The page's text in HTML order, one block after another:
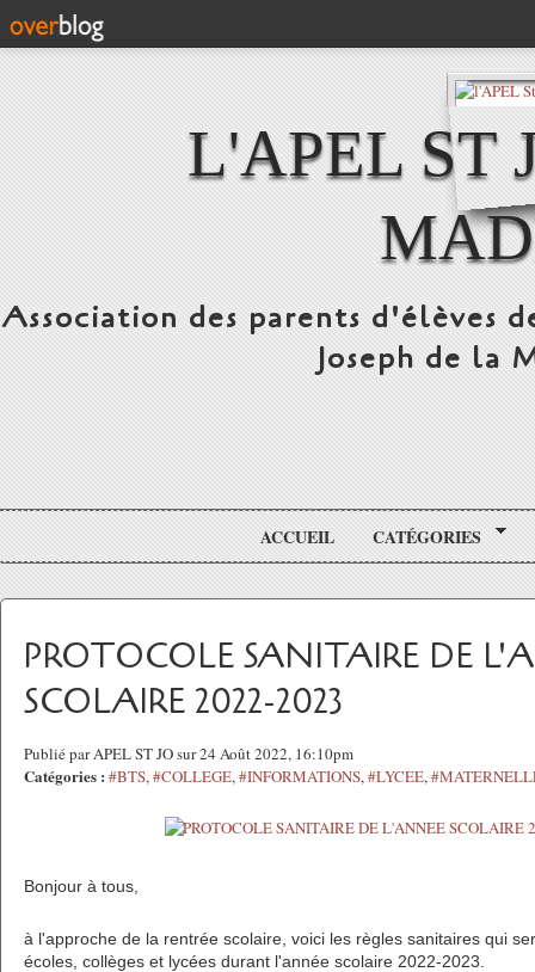
L'APEL ST
Association des parents d'élèves
Joseph de la
ACCUEIL CATÉGORIES
PROTOCOLE SANITAIRE DE
SCOLAIRE 2022-2023
Publié par APEL ST JO sur 24 Août 2022, 16:10pm
Catégories : #BTS,#COLLEGE,#INFORMATIONS,#LYCEE,
Bonjour à tous,
à l'approche de la rentrée scolaire, voici les règles sanitaires qui
écoles, collèges et lycées durant l'année scolaire 2022-2023.